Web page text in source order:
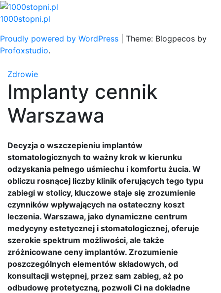
Skip
to
1000stopni.pl
Proudly powered by WordPress
Theme: Blogpecos by
Profoxstudio.
Zdrowie
Implanty cennik
Warszawa
Decyzja o wszczepieniu implantów
stomatologicznych to ważny krok w kierunku
odzyskania pełnego uśmiechu i komfortu żucia. W
obliczu rosnącej liczby klinik oferujących tego typu
zabiegi w stolicy, kluczowe staje się zrozumienie
czynników wpływających na ostateczny koszt
leczenia. Warszawa, jako dynamiczne centrum
medycyny estetycznej i stomatologicznej, oferuje
szerokie spektrum możliwości, ale także
zróżnicowane ceny implantów. Zrozumienie
poszczególnych elementów składowych, od
konsultacji wstępnej, przez sam zabieg, aż po
odbudowę protetyczną, pozwoli Ci na dokładne